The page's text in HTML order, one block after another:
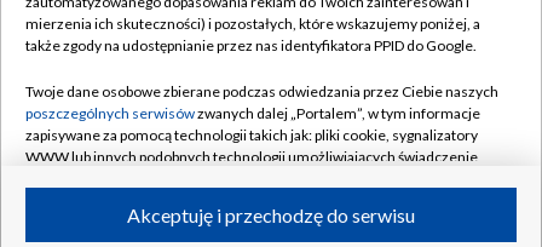
Naziemna Telewizja Cyfrowa
Rada Programowa
System NOS
Informacje o nadawcy
Program dla prasy
Pomoc
Kontakt
Kanały
mierzenia ich skuteczności) i pozostałych, które wskazujemy poniżej, a
także zgody na udostępnianie przez nas identyfikatora PPID do Google.
Twoje dane osobowe zbierane podczas odwiedzania przez Ciebie naszych
poszczególnych serwisówzwanych dalej „Portalem”, w tym informacje
zapisywane za pomocą technologii takich jak: pliki cookie, sygnalizatory
WWW lub innych podobnych technologii umożliwiających świadczenie
ruchu w Internecie.Akceptuję i przechodzę do serwisu